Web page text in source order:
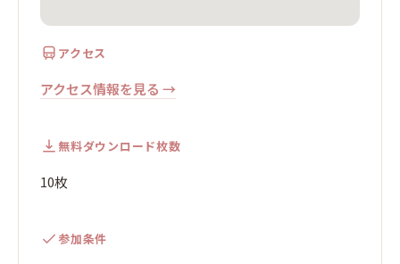
アクセス
アクセス情報を見る →
無料ダウンロード枚数
10枚
参加条件